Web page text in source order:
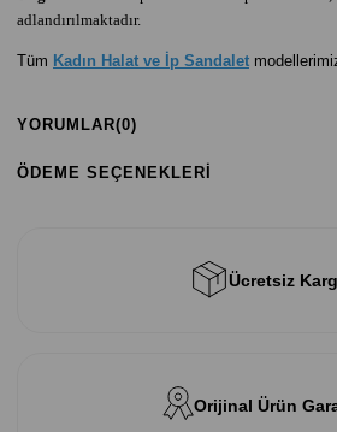
adlandırılmaktadır.
Tüm Kadın Halat ve İp Sandalet
YORUMLAR(0)
ÖDEME SEÇENEKLERI
Ücretsiz
Orijinal Ürün